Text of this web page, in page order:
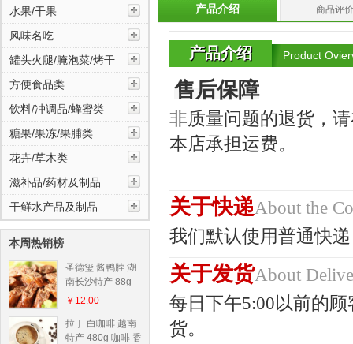
干鲜水产品及制品
水果/干果
风味名吃
罐头火腿/腌泡菜/烤干
方便食品类
饮料/冲调品/蜂蜜类
糖果/果冻/果脯类
花卉/草木类
滋补品/药材及制品
干鲜水产品及制品
本周热销榜
圣德玺 酱鸭脖 湖
南长沙特产 88g
鸭脖 湖南风味 纯
￥12.00
拉丁 白咖啡 越南
特产 480g 咖啡 香
产品介绍 商品评价
产品介绍 Product
售后保障
非质量问题的退货，
本店承担运费。
关于快递About the
我们默认使用普通快
关于发货About
每日下午5:00以前的
货。